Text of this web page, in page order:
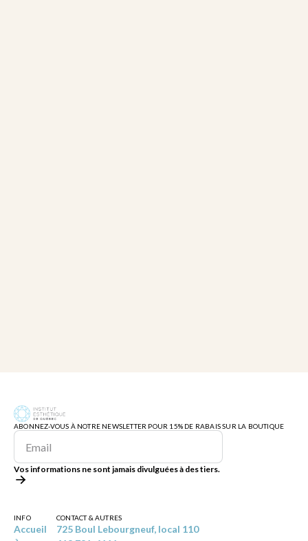
ABONNEZ-VOUS À NOTRE NEWSLETTER POUR 15% DE RABAIS SUR LA BOUTIQUE
Vos informations ne sont jamais divulguées à des tiers.
INFO
Accueil
CONTACT & AUTRES
725 Boul Lebourgneuf, local 110